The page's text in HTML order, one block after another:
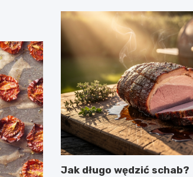
Jak długo wędzić schab?